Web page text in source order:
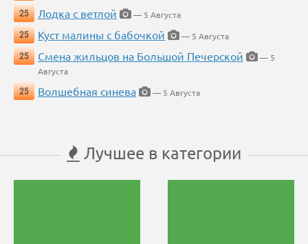
25
Лодка с ветлой
— 5 Августа
25
Куст малины с бабочкой
— 5 Августа
25
Смена жильцов на Большой Печерской
— 5
Августа
25
Волшебная синева — 5 Августа
Лучшее в категории